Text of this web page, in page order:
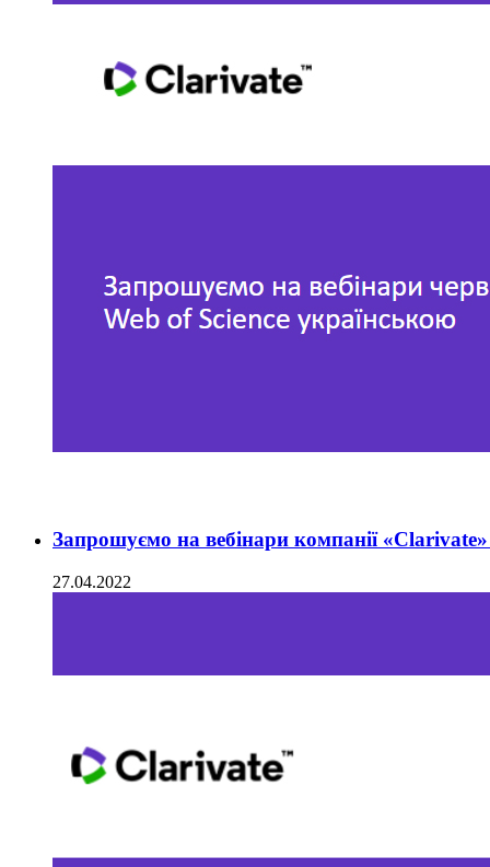
Запрошуємо на вебінари компанії «Clarivate»
27.04.2022